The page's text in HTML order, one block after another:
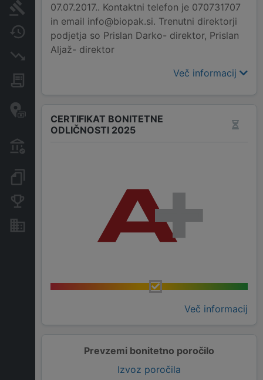
Sodni postopki
Spremembe
Insolvenčni postopki
Davčne oaze in sumljive
transakcije
Transakcije iz državnega
Konkurenčna podjetja
Nepremičnine in sredstva
07.07.2017.. Kontaktni telefon je 070731707
in email info@biopak.si. Trenutni direktorji
podjetja so Prislan Darko- direktor, Prislan
Aljaž- direktor
Več informacij
CERTIFIKAT BONITETNE
ODLIČNOSTI 2025
Več informacij
Prevzemi bonitetno poročilo
Izvoz poročila